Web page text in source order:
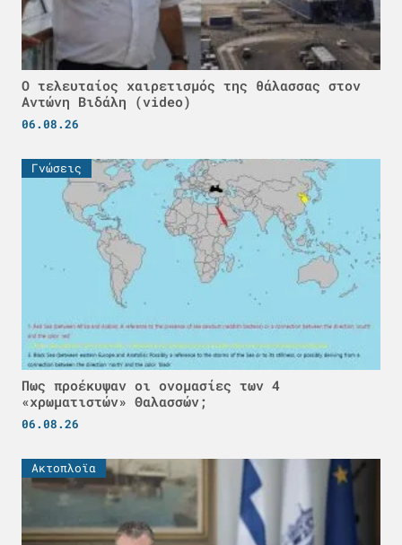
Ο τελευταίος χαιρετισμός της θάλασσας στον
Αντώνη Βιδάλη (video)
06.08.26
Γνώσεις
Πως προέκυψαν οι ονομασίες των 4
«χρωματιστών» Θαλασσών;
06.08.26
Ακτοπλοϊα